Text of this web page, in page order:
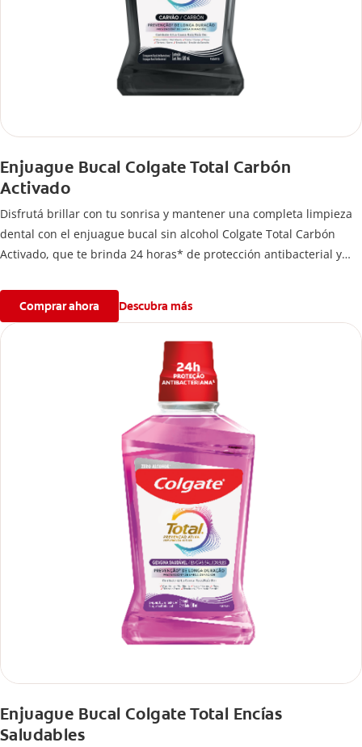
Enjuague Bucal Colgate Total Carbón
Activado
Disfrutá brillar con tu sonrisa y mantener una completa limpieza
dental con el enjuague bucal sin alcohol Colgate Total Carbón
Activado, que te brinda 24 horas* de protección antibacterial y
Comprar ahora Descubra más
Enjuague Bucal Colgate Total Encías
Saludables